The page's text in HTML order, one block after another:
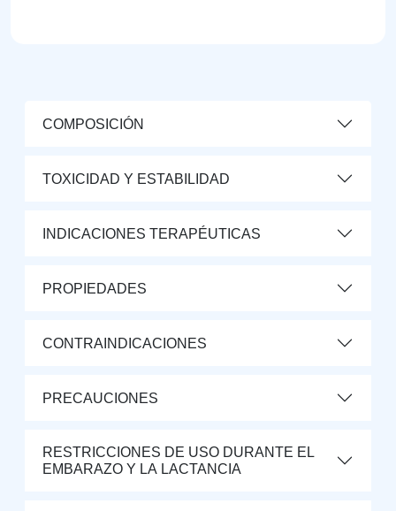
COMPOSICIÓN
TOXICIDAD Y ESTABILIDAD
INDICACIONES TERAPÉUTICAS
PROPIEDADES
CONTRAINDICACIONES
PRECAUCIONES
RESTRICCIONES DE USO DURANTE EL
EMBARAZO Y LA LACTANCIA